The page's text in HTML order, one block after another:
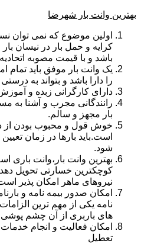
بهترین وانت بار شهرضا
اولین موضوع که نمی توان
کرایه و حمل بار در نیسان
باشد و با قیمت مصوبه
یک وانت بار موفق باید تمام
را دارا باشد و بتواند به
دارای کارگرانی زبده و
رانندگانی مجرب و آشنا به
بار مجهز و سالم.
خوش قول و محبوب بودن از
است.باید بارها در زمان
شود.
بهترین وانت بار،وانت باری
کوچکترین خسارتی تحویل دهد
نیروهای ماهر امکان پذیر
امکان صدور بیمه نامه و
نامه یکی از مهم ترین
های باربری از آن چشم پوشی
تعطیل